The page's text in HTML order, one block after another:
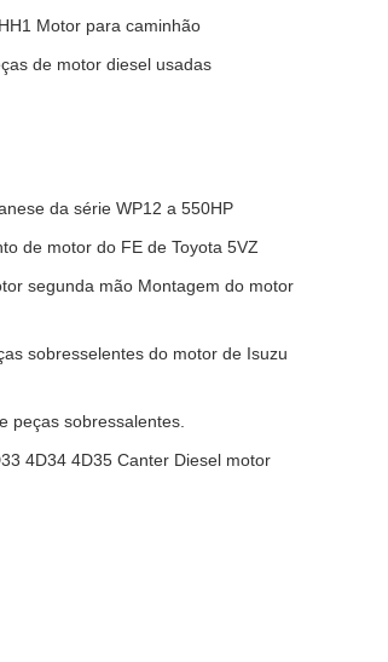
Motor para caminhão
de motor diesel usadas
da série WP12 a 550HP
de motor do FE de Toyota 5VZ
segunda mão Montagem do motor
sobresselentes do motor de Isuzu
peças sobressalentes.
4D34 4D35 Canter Diesel motor